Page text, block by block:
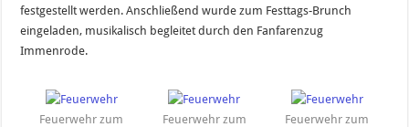
festgestellt werden. Anschließend wurde zum Festtags-Brunch
eingeladen, musikalisch begleitet durch den Fanfarenzug
Immenrode.
Feuerwehr zum
Feuerwehr zum
Feuerwehr zum